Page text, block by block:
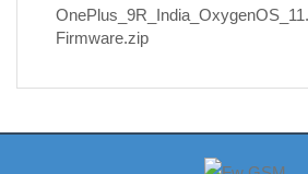
Firmware.zip